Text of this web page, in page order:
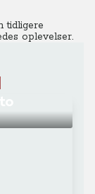
tidligere
oplevelser.